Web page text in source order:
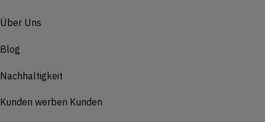
Über Uns
Blog
Nachhaltigkeit
Kunden werben Kunden